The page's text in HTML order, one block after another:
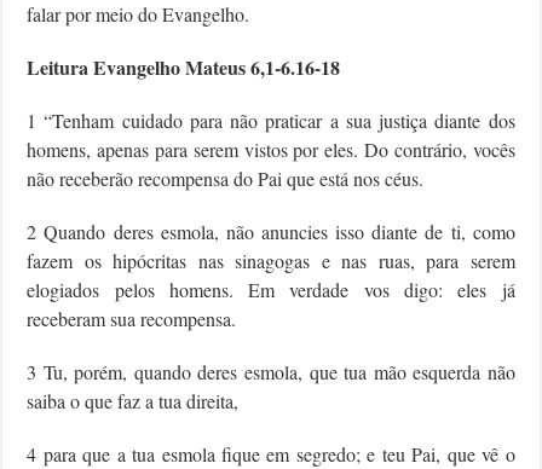
falar por meio do Evangelho.
Leitura Evangelho Mateus 6,1-6.16-18
1 “Tenham cuidado para não praticar a sua justiça diante dos
homens, apenas para serem vistos por eles. Do contrário, vocês
não receberão recompensa do Pai que está nos céus.
2 Quando deres esmola, não anuncies isso diante de ti, como
fazem os hipócritas nas sinagogas e nas ruas, para serem
elogiados pelos homens. Em verdade vos digo: eles já
receberam sua recompensa.
3 Tu, porém, quando deres esmola, que tua mão esquerda não
saiba o que faz a tua direita,
4 para que a tua esmola fique em segredo; e teu Pai, que vê o